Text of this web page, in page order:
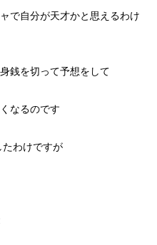
で自分が天才かと思えるわけ
銭を切って予想をして
なるのです
わけですが